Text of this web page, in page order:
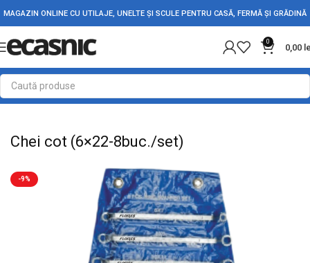
MAGAZIN ONLINE CU UTILAJE, UNELTE ȘI SCULE PENTRU CASĂ, FERMĂ ȘI GRĂDINĂ
0
0,00
Prima pagină Scule - Unelte Chei, capete tubulare si truse
Chei cot (6×22-8buc./set)
-9%